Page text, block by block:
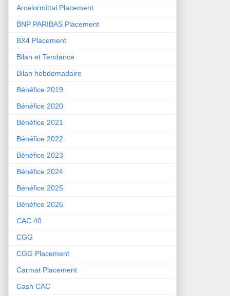
Arcelormittal Placement
BNP PARIBAS Placement
BX4 Placement
Bilan et Tendance
Bilan hebdomadaire
Bénéfice 2019
Bénéfice 2020
Bénéfice 2021
Bénéfice 2022
Bénéfice 2023
Bénéfice 2024
Bénéfice 2025
Bénéfice 2026
CAC 40
CGG
CGG Placement
Carmat Placement
Cash CAC